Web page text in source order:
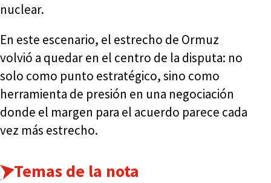
nuclear.
En este escenario, el estrecho de Ormuz
volvió a quedar en el centro de la disputa: no
solo como punto estratégico, sino como
herramienta de presión en una negociación
donde el margen para el acuerdo parece cada
vez más estrecho.
Temas de la nota